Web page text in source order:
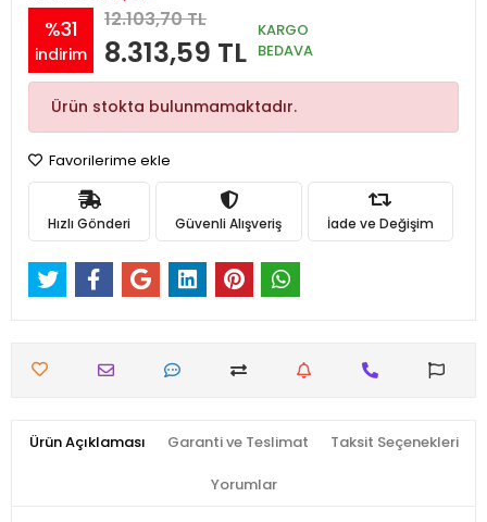
%31
indirim
12.103,70 TL
8.313,59 TL
KARGO
BEDAVA
Ürün stokta bulunmamaktadır.
Favorilerime ekle
Hızlı Gönderi Güvenli Alışveriş İade ve Değişim
Ürün Açıklaması Garanti ve Teslimat Taksit Seçenekleri
Yorumlar